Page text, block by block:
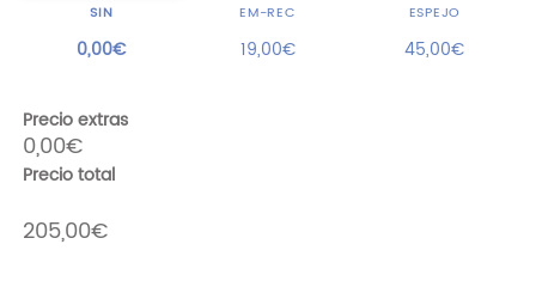
SIN
0,00€
EM-REC
19,00€
ESPEJO
45,00€
Precio extras
0,00€
Precio total
205,00€